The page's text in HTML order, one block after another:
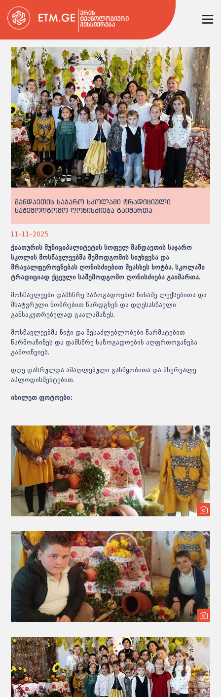
მანდაეთის საჯარო სკოლაში ტრადიციული
საშემოდგომო ღონისძიება გაიმართა
11-11-2025
ჭიათურის მუნიციპალიტეტის სოფელმანდაეთის საჯარო
სკოლის მოსწავლეებმა შემოდგომისსიუხვესა და
მრავალფეროვნებას ღონისძიებით შეასხეს ხოტბა. სკოლაში
ტრადიციად ქცეული საშემოდგომო ღონისძიება გაიმართა.
მოსწავლეები დამსწრე საზოგადოების წინაშე ლექსებითა და
მხატვრული ნომრებით წარდგნენ და დღესასწაული
განსაკუთრებულად გაალამაზეს.
მოსწავლეებმა ნიჭი და შესაძლებლობები წარმატებით
წარმოაჩინეს და დამსწრე საზოგადოების აღფრთოვანება
გამოიწვიეს.
დღე დასრულდა ამაღლებული განწყობითა და მხურვალე
აპლოდისმენტებით.
იხილეთ ფოტოები: